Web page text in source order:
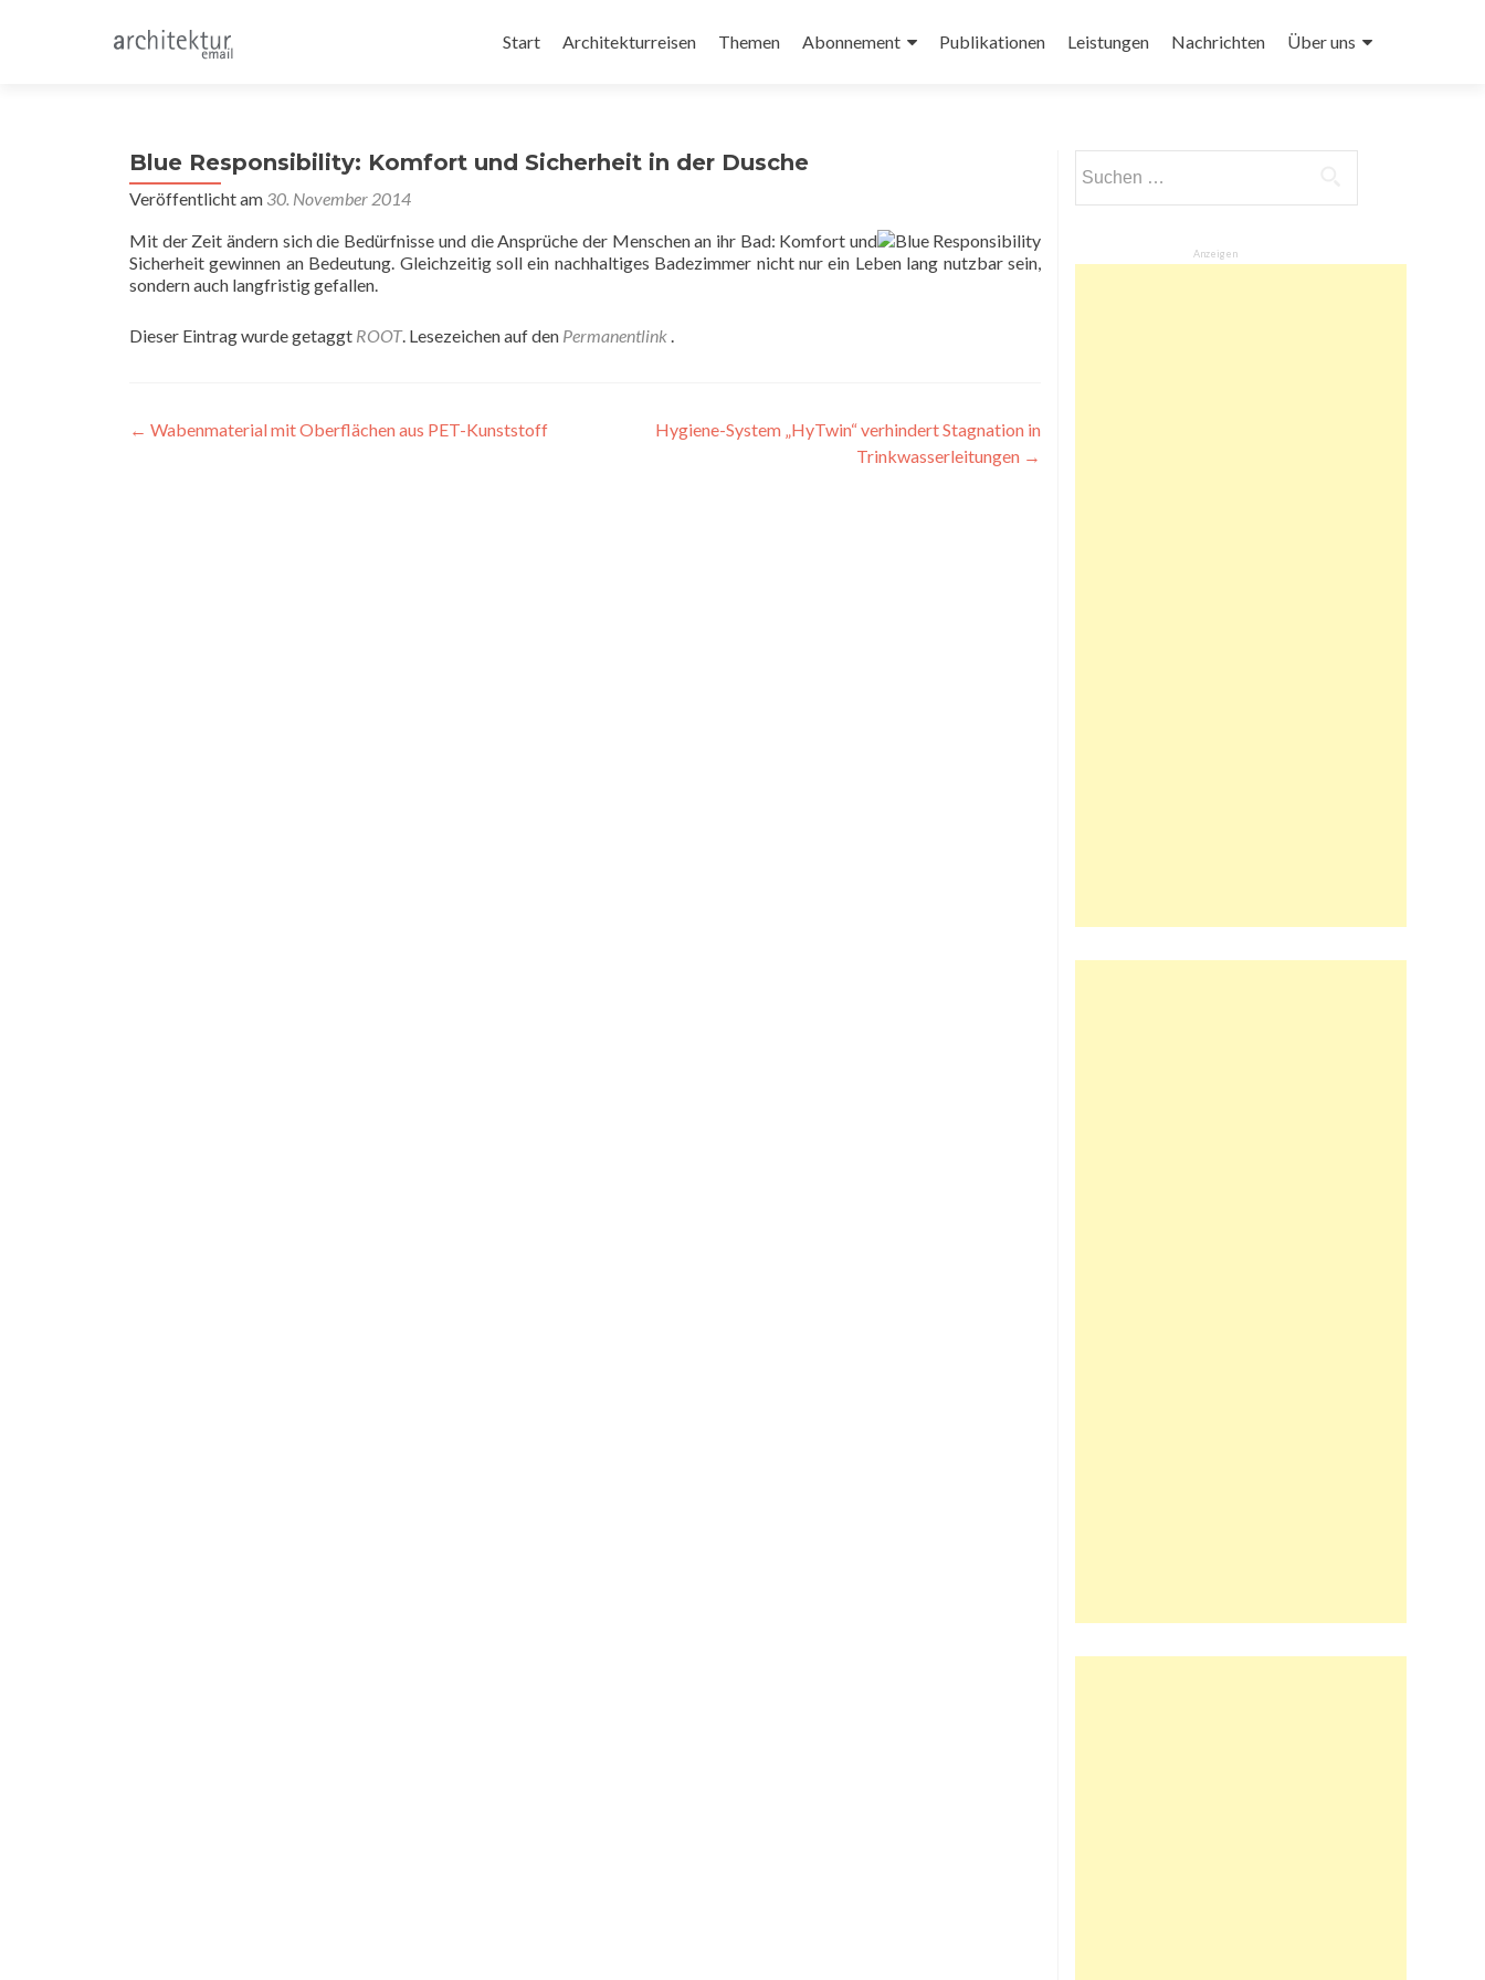
Inhalt
Start Architekturreisen Themen Abonnement Publikationen Leistungen Nachrichten Über uns
Blue Responsibility: Komfort und Sicherheit in der Dusche
Veröffentlicht am 30. November 2014
Mit der Zeit ändern sich die Bedürfnisse und die Ansprüche der Menschen an ihr Bad: Komfort und
Sicherheit gewinnen an Bedeutung. Gleichzeitig soll ein nachhaltiges Badezimmer nicht nur ein Leben lang nutzbar sein,
sondern auch langfristig gefallen.
Dieser Eintrag wurde getaggt ROOT. Lesezeichen auf den Permanentlink .
Beitragsnavigation
← Wabenmaterial mit Oberflächen aus PET-Kunststoff
Hygiene-System „HyTwin“ verhindert Stagnation in
Trinkwasserleitungen →
nach:
Anzeigen